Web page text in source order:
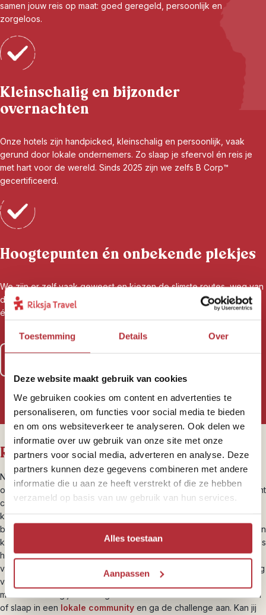
Toestemming Details Over
Deze website maakt gebruik van cookies
We gebruiken cookies om content en advertenties te
personaliseren, om functies voor social media te bieden
en om ons websiteverkeer te analyseren. Ook delen we
informatie over uw gebruik van onze site met onze
partners voor social media, adverteren en analyse. Deze
partners kunnen deze gegevens combineren met andere
informatie die u aan ze heeft verstrekt of die ze hebben
verzameld op basis van uw gebruik van hun services.
Alles toestaan
Aanpassen
samen jouw reis op maat: goed geregeld, persoonlijk en
zorgeloos.
Kleinschalig en bijzonder
overnachten
Onze hotels zijn handpicked, kleinschalig en persoonlijk, vaak
gerund door lokale ondernemers. Zo slaap je sfeervol én reis je
met hart voor de wereld. Sinds 2025 zijn we zelfs B Corp™
gecertificeerd.
Hoogtepunten én onbekende plekjes
We zijn er zelf vaak geweest en kiezen de slimste routes, weg van
de platgetrapte paden, maar juist naar de plekken waar je het land
écht leert kennen. Voor reizigers, door reizigers.
Riksja brengt je dichterbij
Naast de hoogtepunten van Oeganda, laten we je ook graag de
onontdekte plekjes van het land zien. Wij zorgen ervoor dat je echt
contact hebt met het land, de mensen en de cultuur. Zo trek je in
kleine groepjes door het regenwoud van Bwindi op zoek naar de
berggorilla’s, slaap je in tenten voor een echte natuurbeleving en in
kleinschalige lodges waarbij contact met zowel andere reizigers als
het personeel zo gemaakt is. Ook ga je op meerdere plekken
voorbij de massa voor een verdieping van de cultuur. Doe een dag
vrijwilligerswerk bij de stichting van Nederlandse Kim die zich al
meer dan twintig jaar in Oeganda inzet voor ondervoede kinderen
of slaap in een lokale community en ga de challenge aan. Kan jij